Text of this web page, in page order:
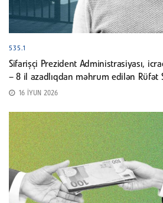
535.1
Sifarişçi Prezident Administrasiyası,
– 8 il azadlıqdan məhrum edilən Rüfət
16 İYUN 2026